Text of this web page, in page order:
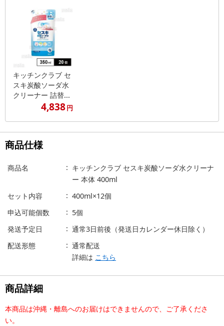
キッチンクラブ セ
スキ炭酸ソーダ水
クリーナー 詰替...
4,838円
商品仕様
商品名
キッチンクラブ セスキ炭酸ソーダ水クリーナ
ー 本体 400ml
セット内容
400ml×12個
申込可能個数
5個
発送予定日
通常3日前後（発送日カレンダー休日除く）
配送形態
通常配送
詳細は こちら
商品詳細
本商品は沖縄・離島へのお届けはできませんので、ご了承くださ
い。